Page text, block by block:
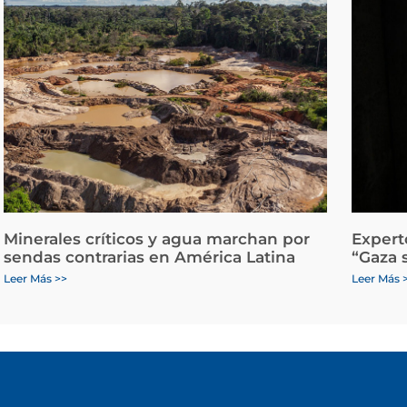
Minerales críticos y agua marchan por
sendas contrarias en América Latina
Leer Más >>
“Gaza
Leer Más